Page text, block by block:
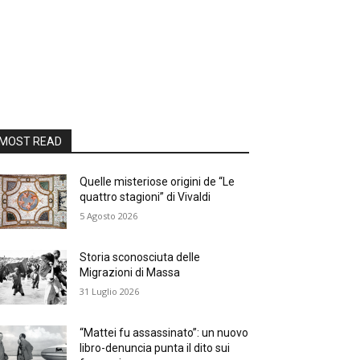
READ
Quelle misteriose origini de “Le
quattro stagioni” di Vivaldi
5 Agosto 2026
Storia sconosciuta delle
Migrazioni di Massa
31 Luglio 2026
“Mattei fu assassinato”: un nuovo
libro-denuncia punta il dito sui